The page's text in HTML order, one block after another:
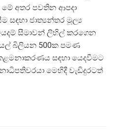
අතර පවතින ආපදා
සඳහා ජාත්යන්තර මූල්
සීමාවන් ලිහිල් කරගෙන
බිලියන 500ක පමණ
සඳහා යෙදවීමට
මෙහිදී වැඩිදුරටත්